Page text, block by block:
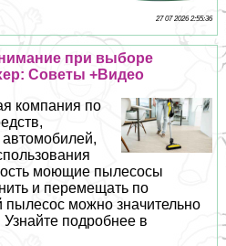
27 07 2026 2:55:36
при выборе
Советы +Видео
компания по
автомобилей,
моющие пылесосы
и перемещать по
пылесос можно значительно
Узнайте подробнее в